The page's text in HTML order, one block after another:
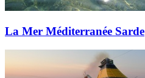
La Mer Méditerranée Sarde